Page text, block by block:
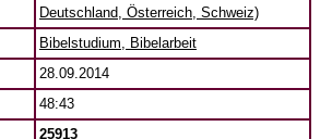
Deutschland, Österreich, Schweiz)
Bibelstudium, Bibelarbeit
28.09.2014
48:43
25913